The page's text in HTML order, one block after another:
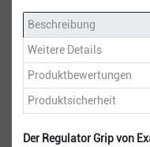
Beschreibung
Weitere Details
Produktbewertungen
Produktsicherheit
Der Regulator Grip von